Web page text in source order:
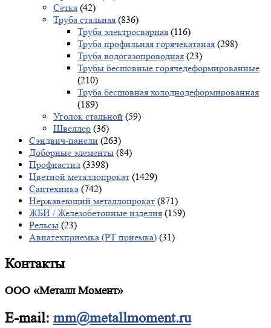
Сетка (42)
Труба стальная (836)
Труба электросварная (116)
Труба профильная горячекатаная (298)
Труба водогазопроводная (23)
Трубы бесшовные горячедеформированные
(210)
Труба бесшовная холоднодеформированная
(189)
Уголок стальной (59)
Швеллер (36)
Сэндвич-панели (263)
Доборные элементы (84)
Профнастил (3398)
Цветной металлопрокат (1429)
Сантехника (742)
Нержавеющий металлопрокат (871)
ЖБИ / Железобетонные изделия (159)
Рельсы (23)
Авиатехприемка (РТ приемка) (31)
Контакты
ООО «Металл Момент»
E-mail: mm@metallmoment.ru